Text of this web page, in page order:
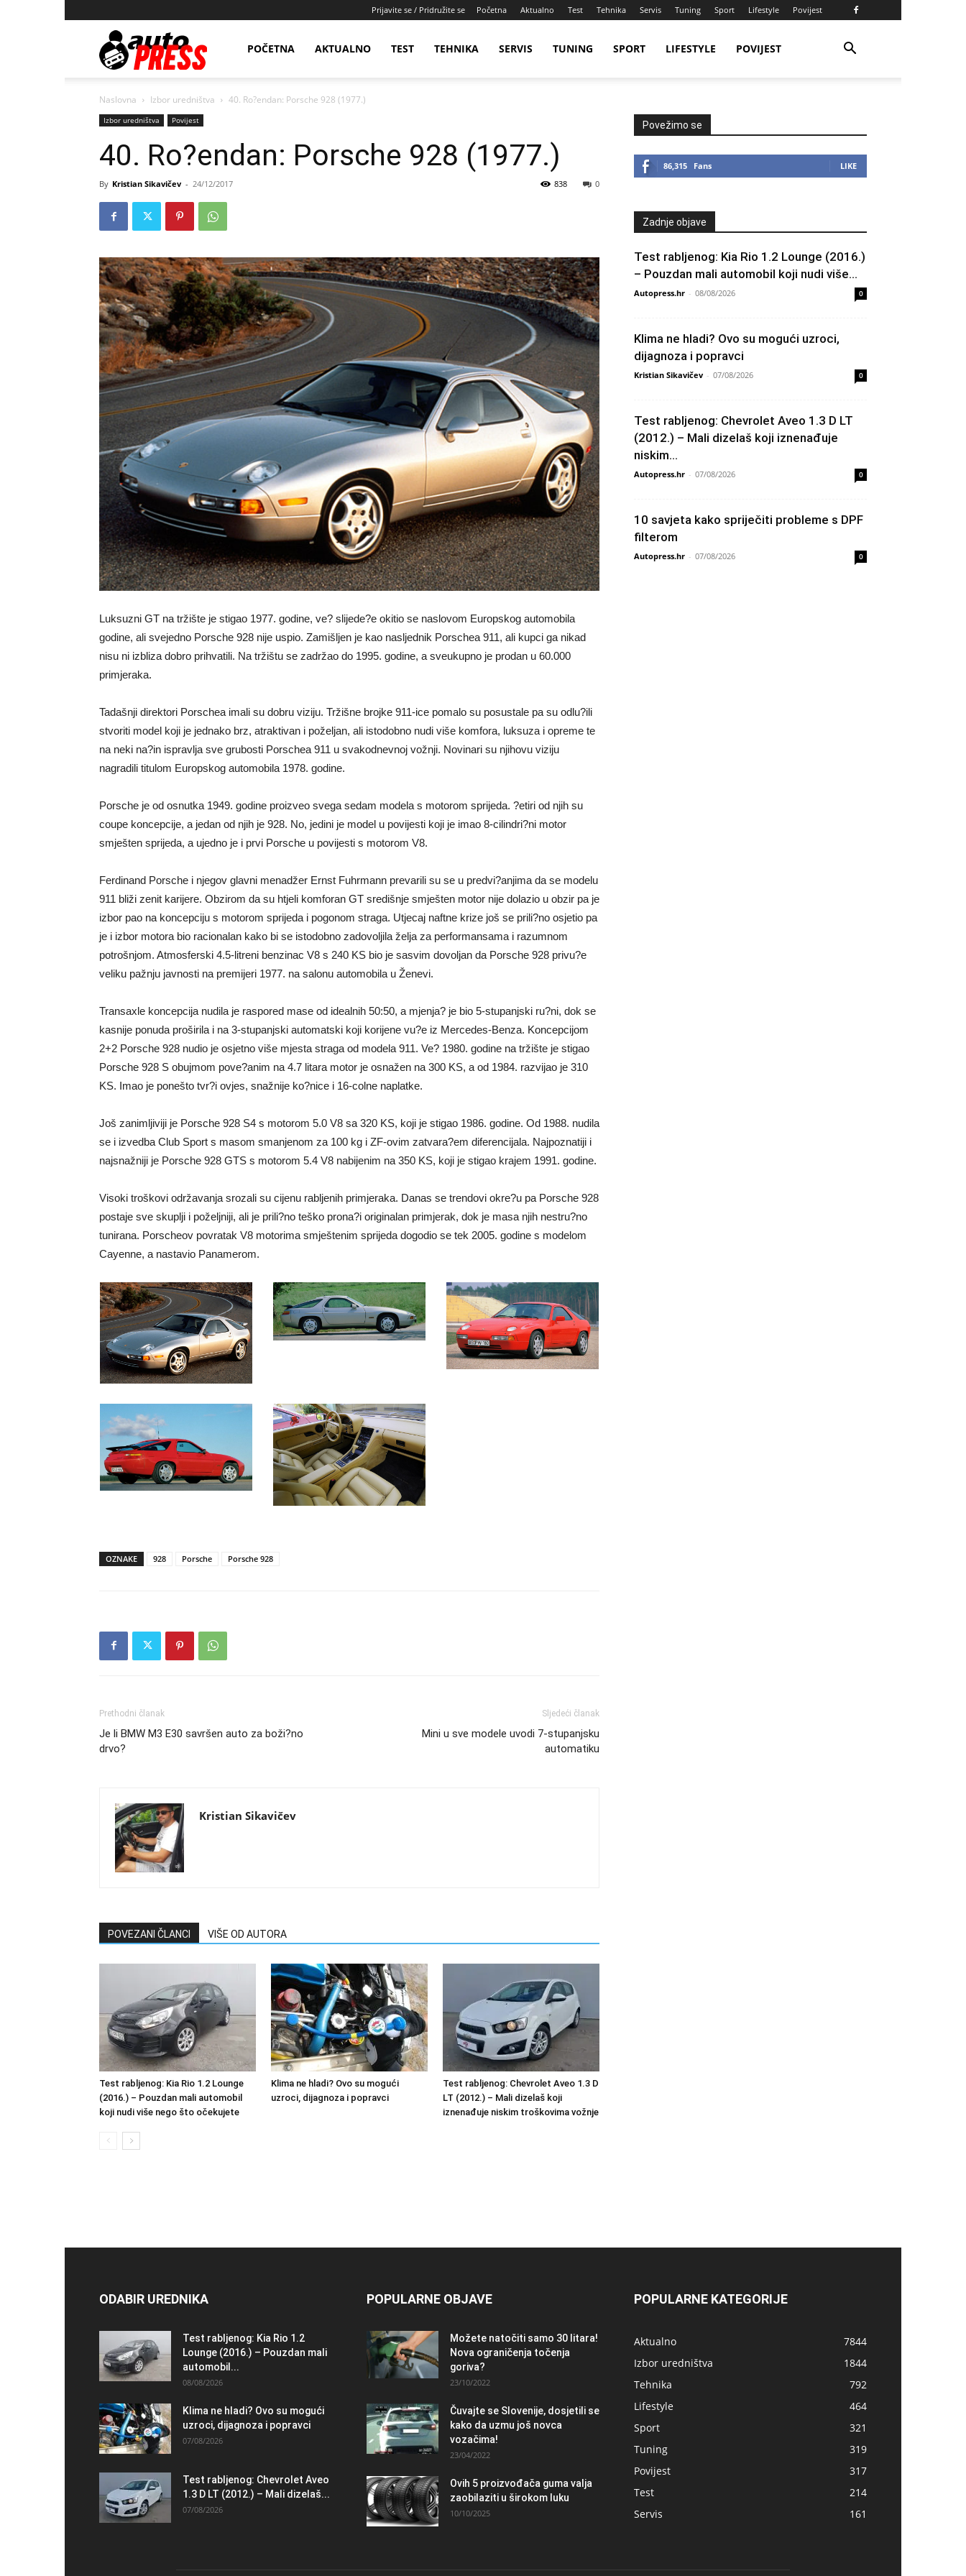
Prijavite se / Pridružite se Početna Aktualno Test Tehnika Servis Tuning Sport Lifestyle Povijest
AutopressHRPOČETNA AKTUALNO TEST TEHNIKA SERVIS TUNING SPORT LIFESTYLE POVIJEST
Naslovna Izbor uredništva 40. Ro?endan: Porsche 928 (1977.)
Izbor uredništva Povijest
40. Ro?endan: Porsche 928 (1977.)
By Kristian Sikavičev - 24/12/2017 0
838
Luksuzni GT na tržište je stigao 1977. godine, ve? slijede?e okitio se naslovom Europskog automobila
godine, ali svejedno Porsche 928 nije uspio. Zamišljen je kao nasljednik Porschea 911, ali kupci ga nikad
nisu ni izbliza dobro prihvatili. Na tržištu se zadržao do 1995. godine, a sveukupno je prodan u 60.000
primjeraka.
Tadašnji direktori Porschea imali su dobru viziju. Tržišne brojke 911-ice pomalo su posustale pa su odlu?ili
stvoriti model koji je jednako brz, atraktivan i poželjan, ali istodobno nudi više komfora, luksuza i opreme te
na neki na?in ispravlja sve grubosti Porschea 911 u svakodnevnoj vožnji. Novinari su njihovu viziju
nagradili titulom Europskog automobila 1978. godine.
Porsche je od osnutka 1949. godine proizveo svega sedam modela s motorom sprijeda. ?etiri od njih su
coupe koncepcije, a jedan od njih je 928. No, jedini je model u povijesti koji je imao 8-cilindri?ni motor
smješten sprijeda, a ujedno je i prvi Porsche u povijesti s motorom V8.
Ferdinand Porsche i njegov glavni menadžer Ernst Fuhrmann prevarili su se u predvi?anjima da se modelu
911 bliži zenit karijere. Obzirom da su htjeli komforan GT središnje smješten motor nije dolazio u obzir pa je
izbor pao na koncepciju s motorom sprijeda i pogonom straga. Utjecaj naftne krize još se prili?no osjetio pa
je i izbor motora bio racionalan kako bi se istodobno zadovoljila želja za performansama i razumnom
potrošnjom. Atmosferski 4.5-litreni benzinac V8 s 240 KS bio je sasvim dovoljan da Porsche 928 privu?e
veliku pažnju javnosti na premijeri 1977. na salonu automobila u Ženevi.
Transaxle koncepcija nudila je raspored mase od idealnih 50:50, a mjenja? je bio 5-stupanjski ru?ni, dok se
kasnije ponuda proširila i na 3-stupanjski automatski koji korijene vu?e iz Mercedes-Benza. Koncepcijom
2+2 Porsche 928 nudio je osjetno više mjesta straga od modela 911. Ve? 1980. godine na tržište je stigao
Porsche 928 S obujmom pove?anim na 4.7 litara motor je osnažen na 300 KS, a od 1984. razvijao je 310
KS. Imao je ponešto tvr?i ovjes, snažnije ko?nice i 16-colne naplatke.
Još zanimljiviji je Porsche 928 S4 s motorom 5.0 V8 sa 320 KS, koji je stigao 1986. godine. Od 1988. nudila
se i izvedba Club Sport s masom smanjenom za 100 kg i ZF-ovim zatvara?em diferencijala. Najpoznatiji i
najsnažniji je Porsche 928 GTS s motorom 5.4 V8 nabijenim na 350 KS, koji je stigao krajem 1991. godine.
Visoki troškovi održavanja srozali su cijenu rabljenih primjeraka. Danas se trendovi okre?u pa Porsche 928
postaje sve skuplji i poželjniji, ali je prili?no teško prona?i originalan primjerak, dok je masa njih nestru?no
tunirana. Porscheov povratak V8 motorima smještenim sprijeda dogodio se tek 2005. godine s modelom
Cayenne, a nastavio Panamerom.
OZNAKE 928 Porsche Porsche 928
Prethodni članak
Je li BMW M3 E30 savršen auto za boži?no
drvo?
Sljedeći članak
Mini u sve modele uvodi 7-stupanjsku
automatiku
Kristian Sikavičev
POVEZANI ČLANCI VIŠE OD AUTORA
Test rabljenog: Kia Rio 1.2 Lounge
(2016.) – Pouzdan mali automobil
koji nudi više nego što očekujete
Klima ne hladi? Ovo su mogući
uzroci, dijagnoza i popravci
Test rabljenog: Chevrolet Aveo 1.3 D
LT (2012.) – Mali dizelaš koji
iznenađuje niskim troškovima vožnje
Povežimo se
86,315 Fans LIKE
Zadnje objave
Test rabljenog: Kia Rio 1.2 Lounge (2016.)
– Pouzdan mali automobil koji nudi više...
Autopress.hr - 08/08/2026 0
Klima ne hladi? Ovo su mogući uzroci,
dijagnoza i popravci
Kristian Sikavičev - 07/08/2026 0
Test rabljenog: Chevrolet Aveo 1.3 D LT
(2012.) – Mali dizelaš koji iznenađuje
niskim...
Autopress.hr - 07/08/2026 0
10 savjeta kako spriječiti probleme s DPF
filterom
Autopress.hr - 07/08/2026 0
ODABIR UREDNIKA
Test rabljenog: Kia Rio 1.2
Lounge (2016.) – Pouzdan mali
automobil...
08/08/2026
Klima ne hladi? Ovo su mogući
uzroci, dijagnoza i popravci
07/08/2026
Test rabljenog: Chevrolet Aveo
1.3 D LT (2012.) – Mali dizelaš...
07/08/2026
POPULARNE OBJAVE
Možete natočiti samo 30 litara!
Nova ograničenja točenja
goriva?
23/10/2022
Čuvajte se Slovenije, dosjetili se
kako da uzmu još novca
vozačima!
23/04/2022
Ovih 5 proizvođača guma valja
zaobilaziti u širokom luku
10/10/2025
POPULARNE KATEGORIJE
Aktualno
7844
Izbor uredništva
1844
Tehnika
792
Lifestyle
464
Sport
321
Tuning
319
Povijest
317
Test
214
Servis
161